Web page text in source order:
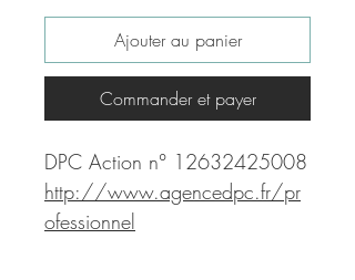
Ajouter au panier
Commander et payer
DPC Action n° 12632425008
http://www.agencedpc.fr/pr
ofessionnel